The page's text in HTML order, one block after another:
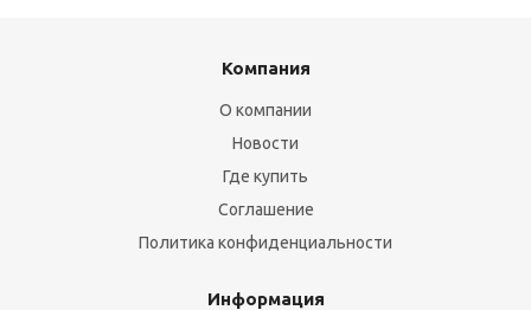
Компания
О компании
Новости
Где купить
Соглашение
Политика конфиденциальности
Информация